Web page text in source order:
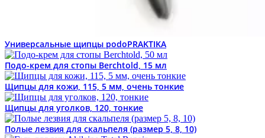
Универсальные щипцы podoPRAKTIKA
Подо-крем для стопы Berchtold, 15 мл
Щипцы для кожи, 115, 5 мм, очень тонкие
Щипцы для уголков, 120, тонкие
Полые лезвия для скальпеля (размер 5, 8, 10)